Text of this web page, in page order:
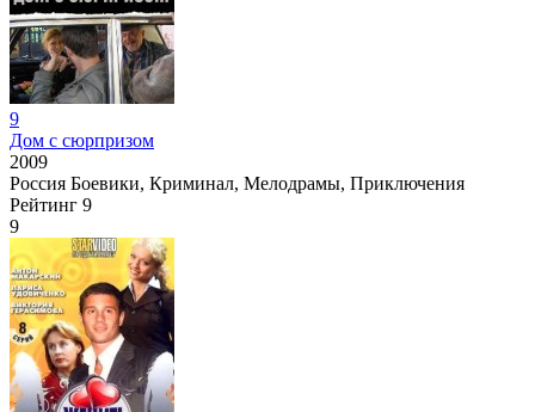
9
Дом с сюрпризом
2009
Россия Боевики, Криминал, Мелодрамы, Приключения
Рейтинг 9
9